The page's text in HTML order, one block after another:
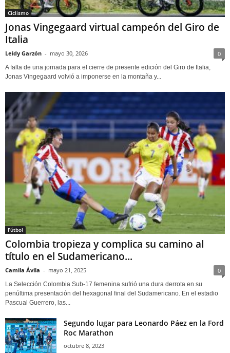
Ciclismo
Jonas Vingegaard virtual campeón del Giro de
Italia
Leidy Garzón - mayo 30, 2026 0
A falta de una jornada para el cierre de presente edición del Giro de Italia,
Jonas Vingegaard volvió a imponerse en la montaña y...
Fútbol
Colombia tropieza y complica su camino al
título en el Sudamericano...
Camila Ávila - mayo 21, 2025 0
La Selección Colombia Sub-17 femenina sufrió una dura derrota en su
penúltima presentación del hexagonal final del Sudamericano. En el estadio
Pascual Guerrero, las...
Segundo lugar para Leonardo Páez en la Ford
Roc Marathon
octubre 8, 2023